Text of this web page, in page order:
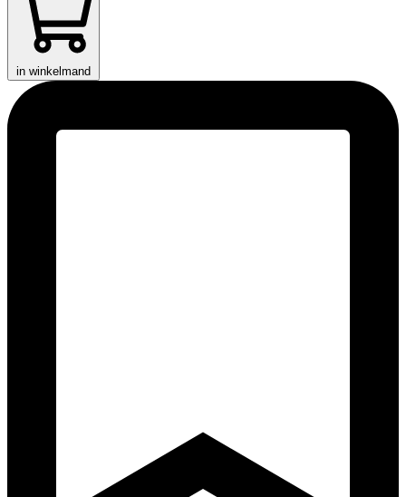
in winkelmand